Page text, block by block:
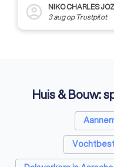
account_circle
NIKO CHARLES
3 augop Trustpilot
Huis & Bouw: